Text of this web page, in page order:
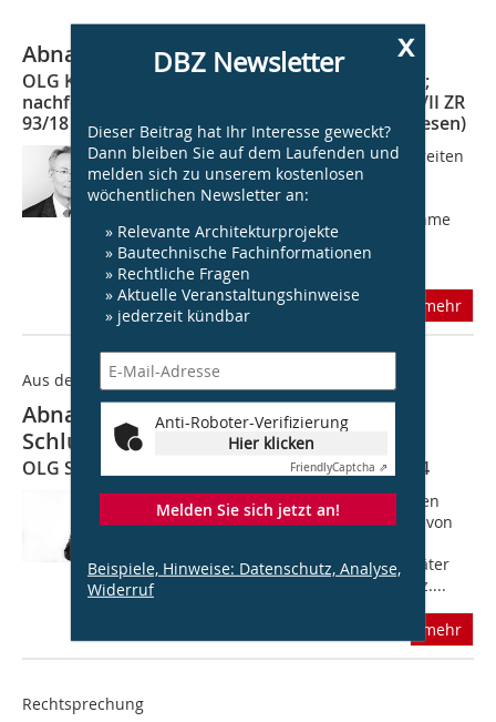
x
DBZ Newsletter
Dieser Beitrag hat Ihr Interesse geweckt?
Dann bleiben Sie auf dem Laufenden und
melden sich zu unserem kostenlosen
wöchentlichen Newsletter an:
» Relevante Architekturprojekte
» Bautechnische Fachinformationen
» Rechtliche Fragen
» Aktuelle Veranstaltungshinweise
» jederzeit kündbar
Anti-Roboter-Verifizierung
Hier klicken
FriendlyCaptcha ⇗
Melden Sie sich jetzt an!
Beispiele, Hinweise: Datenschutz, Analyse,
Widerruf
Abnahme durch Einzug?
OLG Koblenz, Urteil vom 12.04.2018 - 2 U 660/17;
nachfolgend: BGH, Beschluss vom 18.09.2019 - VII ZR
93/18 (Nichtzulassungsbeschwerde zurückgewiesen)
Über die Abnahme von Leistungen streiten
Parteien im Rahmen von
Architektenleistungen meist trefflich.
Besonders wenn keine formale Abnahme
durchgeführt wurde, bestehen häufig
unterschiedliche...
mehr
Aus der Rechtsprechung
Abnahme durch Zahlung der
Schlussrechnung?
OLG Schleswig, Urteil vom 25.06.2025 12 U 67/24
Der Auftraggeber hatte den Architekten
2008 damit beauftragt, die Sanierung von
überwachen. Ein Gutachter stellte später
verschiedene technische Fehler fest (z....
mehr
Rechtsprechung